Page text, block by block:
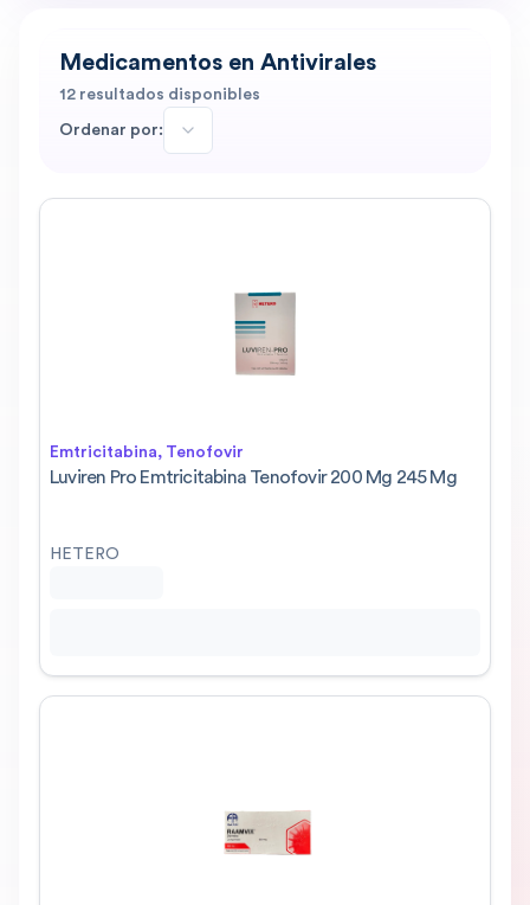
Medicamentos en Antivirales
12 resultados disponibles
Ordenar por:
Emtricitabina, Tenofovir
Luviren Pro Emtricitabina Tenofovir 200 Mg 245 Mg
HETERO